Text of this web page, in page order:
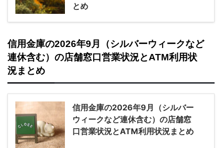
とめ
信用金庫の2026年9月（シルバーウィークなど
連休含む）の店舗窓口営業状況とATM利用状
況まとめ
信用金庫の2026年9月（シルバー
ウィークなど連休含む）の店舗窓
口営業状況とATM利用状況まとめ